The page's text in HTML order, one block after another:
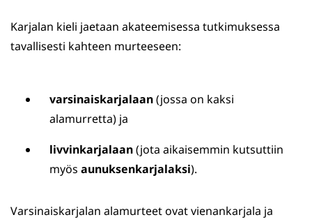
Karjalan kieli jaetaan akateemisessa tutkimuksessa
tavallisesti kahteen murteeseen:
varsinaiskarjalaan(jossa on kaksi
alamurretta) ja
livvinkarjalaan(jota aikaisemmin kutsuttiin
myös aunuksenkarjalaksi).
Varsinaiskarjalan alamurteet ovat vienankarjala ja